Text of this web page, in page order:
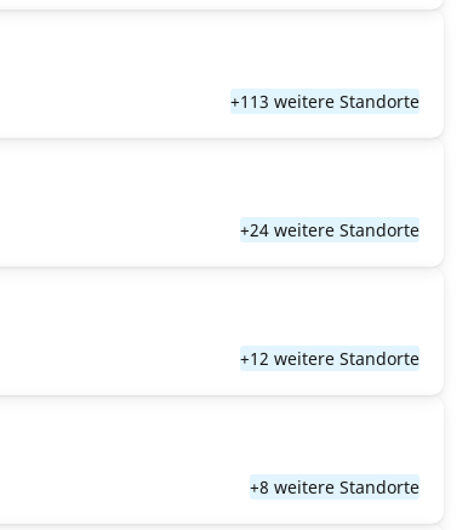
+113 weitere Standorte
+24 weitere Standorte
+12 weitere Standorte
+8 weitere Standorte